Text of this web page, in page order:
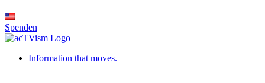
Spenden
Information that moves.